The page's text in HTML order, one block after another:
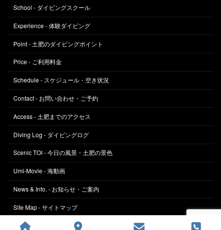
School - ダイビングスクール
Experience - 体験ダイビング
Point - 土肥のダイビングポイント
Price - ご利用料金
Schedule - スケジュール・空き状況
Contact - お問い合わせ・ご予約
Access - 土肥までのアクセス
Diving Log - ダイビングログ
Scenic TOI - 今日の風景・土肥の景色
Umi-Movie - 海動画
News & Info. - お知らせ・ご案内
Site Map - サイトマップ